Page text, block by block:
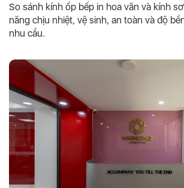
So sánh kính ốp bếp in hoa văn và kính
năng chịu nhiệt, vệ sinh, an toàn và độ
nhu cầu.